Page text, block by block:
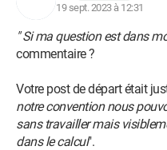
19 sept. 2023 à 12:31
" Si ma question est dans
commentaire ?
Votre post de départ était
notre convention nous
sans travailler mais
dans le calcul".